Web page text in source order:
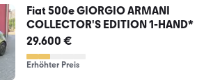
Fiat 500e GIORGIO ARMANI
COLLECTOR'S EDITION 1-HAND*
29.600 €
Erhöhter Preis